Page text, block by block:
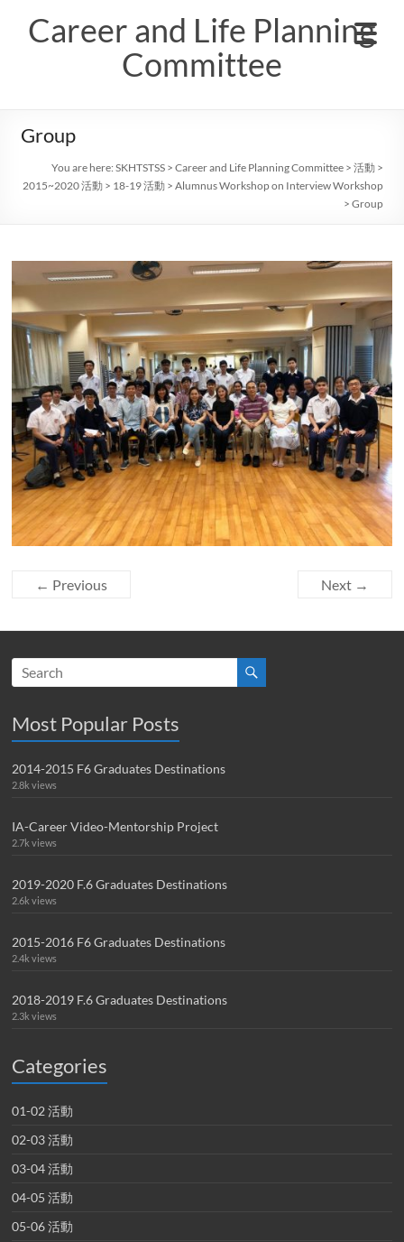
contentCareer and Life Planning
Committee
Group
You are here:SKHTSTSS >Career and Life Planning Committee >活動 >
2015~2020 活動 > 18-19 活動 >Alumnus Workshop on Interview Workshop
>Group
← Previous Next →
Most Popular Posts
2014-2015 F6 Graduates Destinations
2.8k views
IA-Career Video-Mentorship Project
2.7k views
2019-2020 F.6 Graduates Destinations
2.6k views
2015-2016 F6 Graduates Destinations
2.4k views
2018-2019 F.6 Graduates Destinations
2.3k views
Categories
01-02 活動
02-03 活動
03-04 活動
04-05 活動
05-06 活動